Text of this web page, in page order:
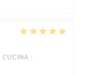
CUCINA :